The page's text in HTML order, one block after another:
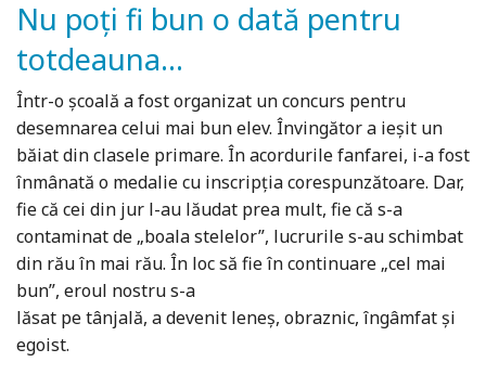
Nu poți fi bun o dată pentru
totdeauna...
Într-o școală a fost organizat un concurs pentru
desemnarea celui mai bun elev. Învingător a ieșit un
băiat din clasele primare. În acordurile fanfarei, i-a fost
înmânată o medalie cu inscripția corespunzătoare. Dar,
fie că cei din jur l-au lăudat prea mult, fie că s-a
contaminat de „boala stelelor”, lucrurile s-au schimbat
din rău în mai rău. În loc să fie în continuare „cel mai
bun”, eroul nostru s-a
lăsat pe tânjală, a devenit leneș, obraznic, îngâmfat și
egoist.